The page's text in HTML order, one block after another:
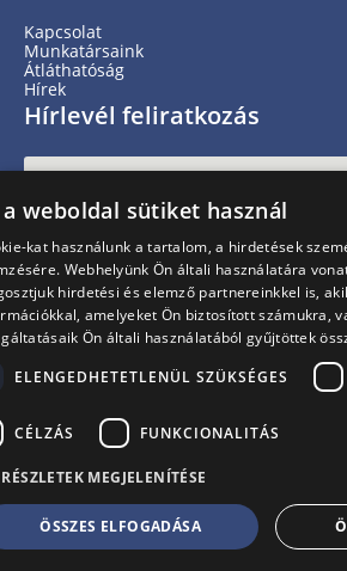
Kapcsolat
Munkatársaink
Átláthatóság
Hírek
Hírlevél feliratkozás
IRATKOZZ FEL
© 2026 - Piros Orr
AdatvédelemImpresszum
a weboldal sütiket használ
kat használunk a tartalom, a hirdetések
Webhelyünk Ön általi használatára
hirdetési és elemző partnereinkkel is,
amelyeket Ön biztosított számukra,
Ön általi használatából gyűjtöttek
ELENGEDHETETLENÜL SZÜKSÉGES
CÉLZÁS FUNKCIONALITÁS
RÉSZLETEK MEGJELENÍTÉSE
ÖSSZES ELFOGADÁSA